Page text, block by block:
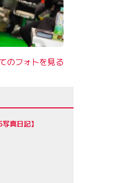
のフォトを見る
真日記】